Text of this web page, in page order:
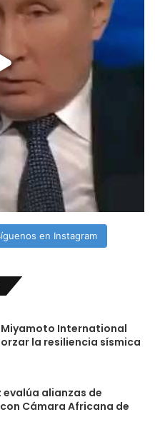
en Instagram
International
la resiliencia sísmica
evalúa alianzas de
Cámara Africana de